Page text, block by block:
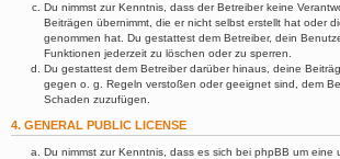
Du nimmst zur Kenntnis, dass der Betreiber keine
Beiträgen übernimmt, die er nicht selbst erstellt hat oder
genommen hat. Du gestattest dem Betreiber, dein
Funktionen jederzeit zu löschen oder zu sperren.
Du gestattest dem Betreiber darüber hinaus, deine
gegen o. g. Regeln verstoßen oder geeignet sind, dem
Schaden zuzufügen.
4. GENERAL PUBLIC LICENSE
Du nimmst zur Kenntnis, dass es sich bei phpBB um eine